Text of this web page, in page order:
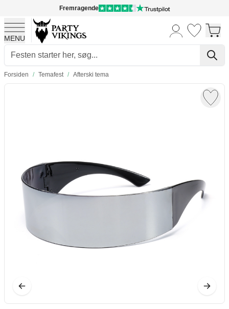
Fremragende
MENU
Skip to Content
Forsiden / Temafest / Afterski tema